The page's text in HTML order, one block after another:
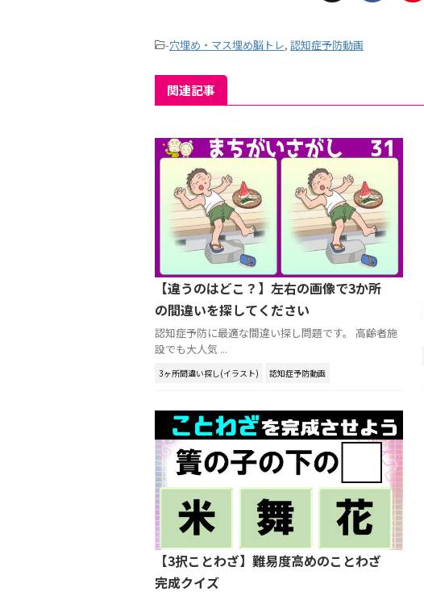
-穴埋め・マス埋め脳トレ, 認知症予防動画
関連記事
【違うのはどこ？】左右の画像で3か所
の間違いを探してください
認知症予防に最適な間違い探し問題です。 高齢者施
設でも大人気 ...
3ヶ所間違い探し(イラスト) 認知症予防動画
【3択ことわざ】難易度高めのことわざ
完成クイズ